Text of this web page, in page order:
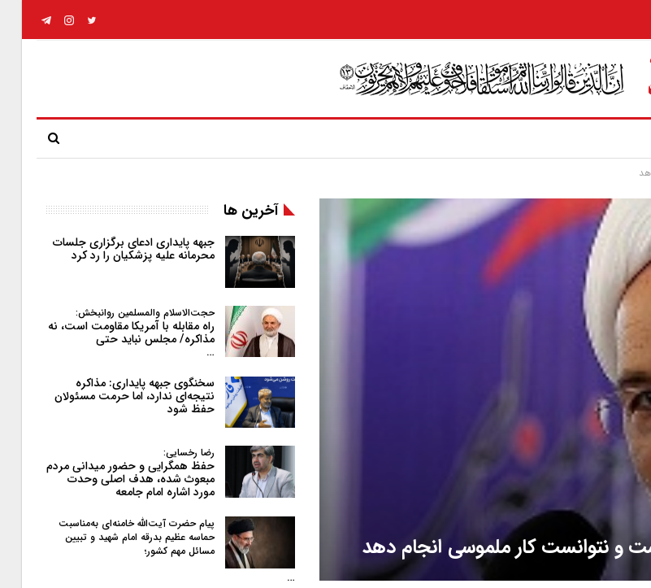
آخرین ها
جبهه پایداری ادعای برگزاری جلسات
محرمانه علیه پزشکیان را رد کرد
حجت‌الاسلام والمسلمین روانبخش:
راه مقابله با آمریکا مقاومت است، نه
مذاکره/ مجلس نباید حتی
…
سخنگوی جبهه پایداری: مذاکره
نتیجه‌ای ندارد، اما حرمت مسئولان
حفظ شود
رضا رخسایی:
حفظ همگرایی و حضور میدانی مردم
مبعوث شده، هدف اصلی وحدت
مورد اشاره امام جامعه
پیام حضرت آیت‌الله خامنه‌ای به‌مناسبت
حماسه عظیم بدرقه امام شهید و تبیین
مسائل مهم کشور؛
…